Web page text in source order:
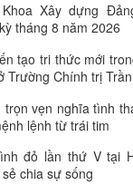
Xây dựng
tháng 8 năm 2026
tạo tri thức mới
Trường Chính trị
trọn vẹn nghĩa tình
lệnh từ trái tim
đỏ lần thứ V tại
chia sự sống